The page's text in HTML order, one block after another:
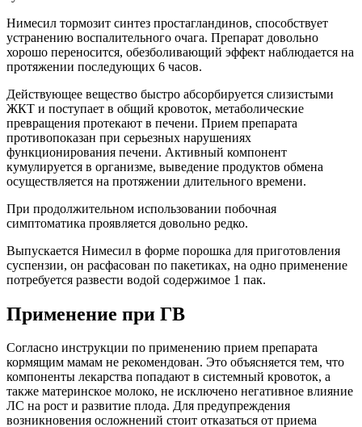
Нимесил тормозит синтез простагландинов, способствует
устранению воспалительного очага. Препарат довольно
хорошо переносится, обезболивающий эффект наблюдается на
протяжении последующих 6 часов.
Действующее вещество быстро абсорбируется слизистыми
ЖКТ и поступает в общий кровоток, метаболические
превращения протекают в печени. Прием препарата
противопоказан при серьезных нарушениях
функционирования печени. Активный компонент
кумулируется в организме, выведение продуктов обмена
осуществляется на протяжении длительного времени.
При продолжительном использовании побочная
симптоматика проявляется довольно редко.
Выпускается Нимесил в форме порошка для приготовления
суспензии, он расфасован по пакетиках, на одно применение
потребуется развести водой содержимое 1 пак.
Применение при ГВ
Согласно инструкции по применению прием препарата
кормящим мамам не рекомендован. Это объясняется тем, что
компоненты лекарства попадают в системный кровоток, а
также материнское молоко, не исключено негативное влияние
ЛС на рост и развитие плода. Для предупреждения
возникновения осложнений стоит отказаться от приема